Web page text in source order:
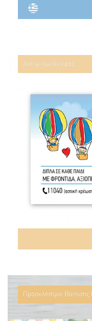
Αντί μπομπονιέρας
Προσκλητήριο